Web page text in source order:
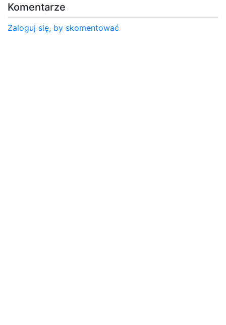
Komentarze
Zaloguj się, by skomentować